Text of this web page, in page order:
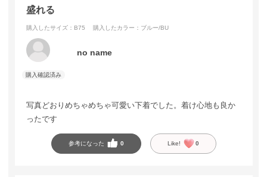
盛れる
購入したサイズ：B75 購入したカラー：ブルー/BU
no name
写真どおりめちゃめちゃ可愛い下着でした。着け心地も良か
ったです
参考になった 0 Like! 0